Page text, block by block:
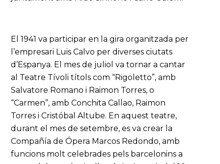
El 1941 va participar en la gira organitzada per
l’empresari Luis Calvo per diverses ciutats
d’Espanya. El mes de juliol va tornar a cantar
al Teatre Tívoli títols com “Rigoletto”, amb
Salvatore Romano i Raimon Torres, o
“Carmen”, amb Conchita Callao, Raimon
Torres i Cristóbal Altube. En aquest teatre,
durant el mes de setembre, es va crear la
Compañía de Ópera Marcos Redondo, amb
funcions molt celebrades pels barcelonins a